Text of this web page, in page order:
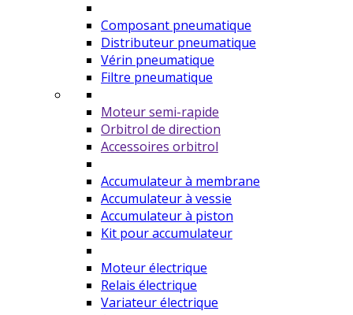
Composant pneumatique
Distributeur pneumatique
Vérin pneumatique
Filtre pneumatique
Moteur semi-rapide
Orbitrol de direction
Accessoires orbitrol
Accumulateur à membrane
Accumulateur à vessie
Accumulateur à piston
Kit pour accumulateur
Moteur électrique
Relais électrique
Variateur électrique